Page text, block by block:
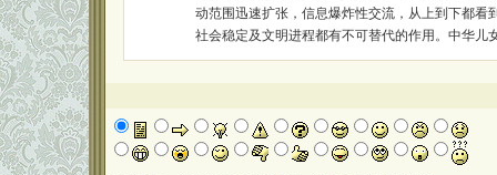
动范围迅速扩张，信息爆炸性交流，从上到下都
社会稳定及文明进程都有不可替代的作用。中华儿